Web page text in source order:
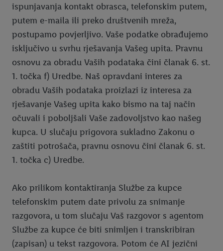
ispunjavanja kontakt obrasca, telefonskim putem,
putem e-maila ili preko društvenih mreža,
postupamo povjerljivo. Vaše podatke obrađujemo
isključivo u svrhu rješavanja Vašeg upita. Pravnu
osnovu za obradu Vaših podataka čini članak 6. st.
1. točka f) Uredbe. Naš opravdani interes za
obradu Vaših podataka proizlazi iz interesa za
rješavanje Vašeg upita kako bismo na taj način
očuvali i poboljšali Vaše zadovoljstvo kao našeg
kupca. U slučaju prigovora sukladno Zakonu o
zaštiti potrošača, pravnu osnovu čini članak 6. st.
1. točka c) Uredbe.
Ako prilikom kontaktiranja Službe za kupce
telefonskim putem date privolu za snimanje
razgovora, u tom slučaju Vaš razgovor s agentom
Službe za kupce će biti snimljen i transkribiran
(zapisan) u tekst razgovora. Potom će AI jezični